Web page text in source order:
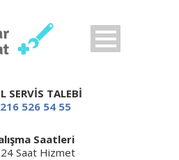
SERVİS TALEBİ
526 54 55
Saatleri
Saat Hizmet